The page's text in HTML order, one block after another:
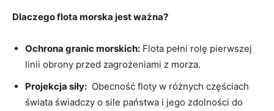
Dlaczego flota morska jest ważna?
Ochrona‍ granic morskich: Flota pełni rolę pierwszej
linii obrony przed ⁢zagrożeniami​ z⁤ morza.
Projekcja siły: ​ Obecność floty w różnych częściach
świata świadczy o⁣ sile⁢ państwa i jego zdolności do